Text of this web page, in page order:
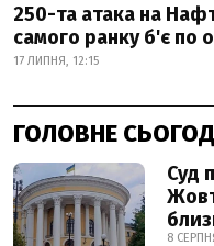
250-та атака на
самого ранку б'є по
17 ЛИПНЯ, 12:15
ГОЛОВНЕ
Суд
8